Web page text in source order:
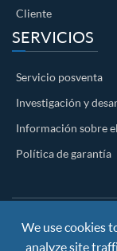
Cliente
SERVICIOS
Servicio posventa
Investigación y
Información sobre
Política de garantía
Copyright ©
Rights Reserved
We use cookies
analyze site